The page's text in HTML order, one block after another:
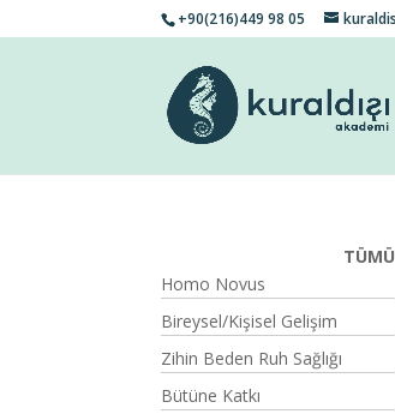
+90(216)449 98 05
TÜMÜ
Homo Novus
Bireysel/Kişisel Gelişim
Zihin Beden Ruh Sağlığı
Bütüne Katkı